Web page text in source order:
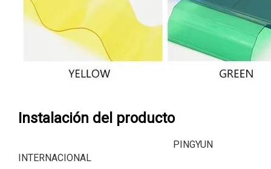
Instalación del producto
PINGYUN
INTERNACIONAL